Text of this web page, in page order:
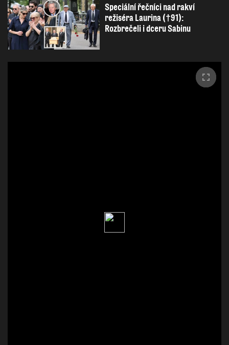
Speciální řečníci nad rakví
režiséra Laurina (†91):
Rozbrečeli i dceru Sabinu